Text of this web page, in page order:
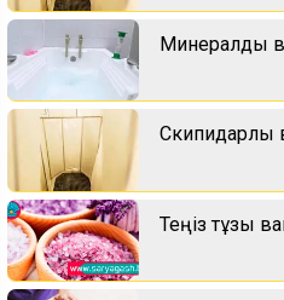
Минералды
Скипидарлы
Теңіз тұзы